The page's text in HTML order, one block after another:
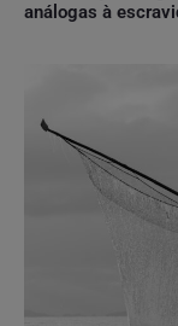
análogas à